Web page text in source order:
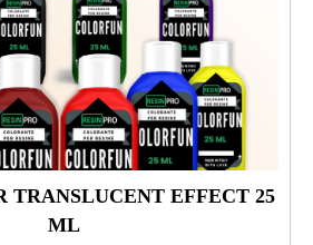
TRANSLUCENT EFFECT 25
ML